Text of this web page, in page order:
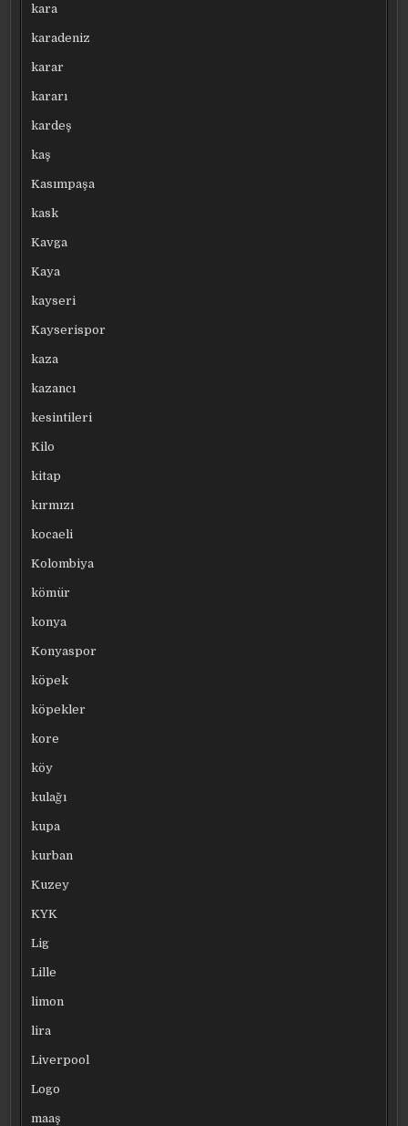
kara
karadeniz
karar
kararı
kardeş
kaş
Kasımpaşa
kask
Kavga
Kaya
kayseri
Kayserispor
kaza
kazancı
kesintileri
Kilo
kitap
kırmızı
kocaeli
Kolombiya
kömür
konya
Konyaspor
köpek
köpekler
kore
köy
kulağı
kupa
kurban
Kuzey
KYK
Lig
Lille
limon
lira
Liverpool
Logo
maaş